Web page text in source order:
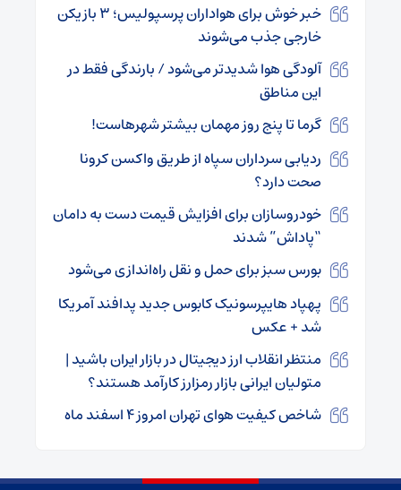
خبر خوش برای هواداران پرسپولیس؛ ۳ بازیکن
خارجی جذب می‌شوند
آلودگی هوا شدیدتر می‌شود / بارندگی فقط در
این مناطق
گرما تا پنج روز مهمان بیشتر شهرهاست!
ردیابی سرداران سپاه از طریق واکسن کرونا
صحت دارد؟
خودروسازان برای افزایش قیمت دست به دامان
“پاداش” شدند
بورس سبز برای حمل و نقل راه‌اندازی می‌شود
پهپاد هایپرسونیک کابوس جدید پدافند آمریکا
شد + عکس
منتظر انقلاب ارز دیجیتال در بازار ایران باشید |
متولیان ایرانی بازار رمزارز کارآمد هستند؟
شاخص کیفیت هوای تهران امروز ۴ اسفند ماه